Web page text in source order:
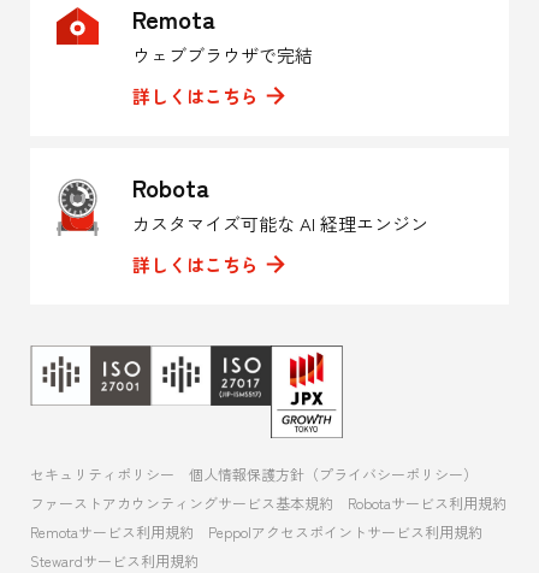
Remota
ウェブブラウザで完結
詳しくはこちら
Robota
カスタマイズ可能な AI 経理エンジン
詳しくはこちら
セキュリティポリシー
個人情報保護方針（プライバシーポリシー）
ファーストアカウンティングサービス基本規約
Robotaサービス利用規約
Remotaサービス利用規約
Peppolアクセスポイントサービス利用規約
Stewardサービス利用規約